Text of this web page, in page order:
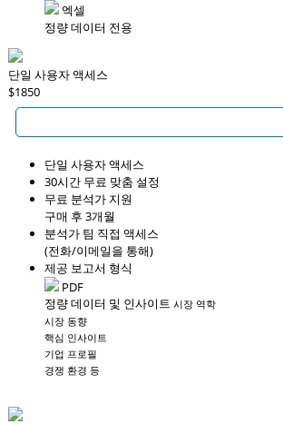
엑셀
정량 데이터 전용
단일 사용자 액세스
$1850
단일 사용자 액세스
30시간 무료 맞춤 설정
무료 분석가 지원
구매 후 3개월
분석가 팀 직접 액세스
(전화/이메일을 통해)
제공 보고서 형식
PDF
정량 데이터 및 인사이트 시장 역학
시장 동향
핵심 인사이트
기업 프로필
경쟁 환경 등